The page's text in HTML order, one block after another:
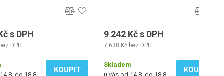
s DPH
DPH
do 18.8.
KOUPIT
9 242 Kč s DPH
7 638 Kč bez DPH
Skladem
u vás od 14.8. do 18.8.
KOUPIT